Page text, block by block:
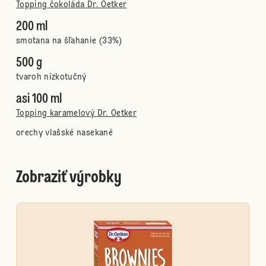
Topping čokoláda Dr. Oetker
200 ml
smotana na šľahanie (33%)
500 g
tvaroh nízkotučný
asi 100 ml
Topping karamelový Dr. Oetker
orechy vlašské nasekané
Zobraziť výrobky